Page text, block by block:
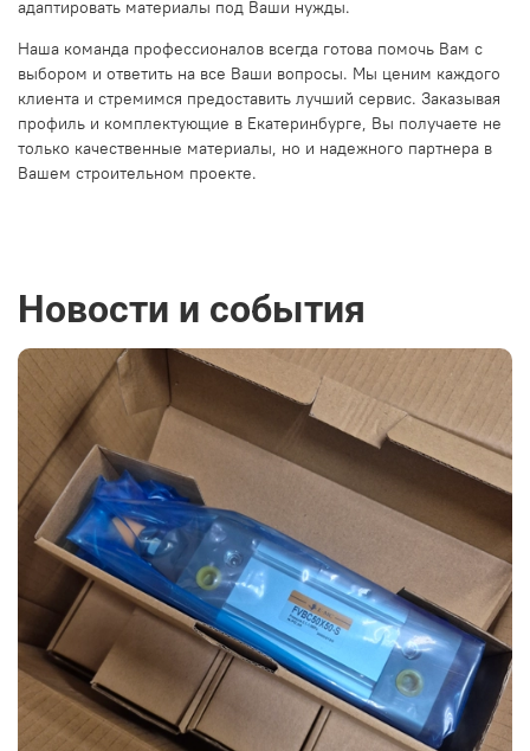
адаптировать материалы под Ваши нужды.
Наша команда профессионалов всегда готова помочь Вам с
выбором и ответить на все Ваши вопросы. Мы ценим каждого
клиента и стремимся предоставить лучший сервис. Заказывая
профиль и комплектующие в Екатеринбурге, Вы получаете не
только качественные материалы, но и надежного партнера в
Вашем строительном проекте.
Новости и события